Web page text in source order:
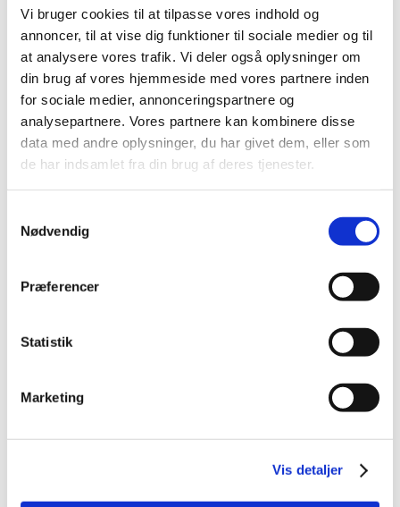
Vi bruger cookies til at tilpasse vores indhold og
annoncer, til at vise dig funktioner til sociale medier og til
at analysere vores trafik. Vi deler også oplysninger om
din brug af vores hjemmeside med vores partnere inden
for sociale medier, annonceringspartnere og
analysepartnere. Vores partnere kan kombinere disse
data med andre oplysninger, du har givet dem, eller som
de har indsamlet fra din brug af deres tjenester.
Nødvendig
Præferencer
Statistik
Marketing
Vis detaljer
2026 (84)
2025 (158)
2024 (224)
2023 (195)
2019 (159)
2017 (167)
2012 (44)
september (7)